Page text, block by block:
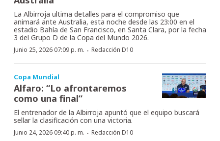
La Albirroja ultima detalles para el compromiso que
animará ante Australia, esta noche desde las 23:00 en el
estadio Bahía de San Francisco, en Santa Clara, por la fecha
3 del Grupo D de la Copa del Mundo 2026.
Junio 25, 2026 07:09 p. m. · Redacción D10
Copa Mundial
Alfaro: “Lo afrontaremos
como una final”
El entrenador de la Albirroja apuntó que el equipo buscará
sellar la clasificación con una victoria.
Junio 24, 2026 09:40 p. m. · Redacción D10